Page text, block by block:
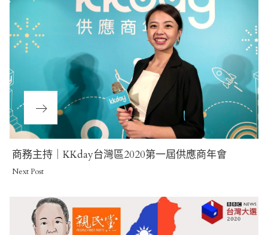
Next
Post
商務主持｜KKday台灣區2020第一屆供應商年會
Next Post